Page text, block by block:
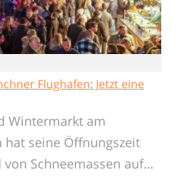
Flughafen: Jetzt eine
Wintermarkt am
hat seine Öffnungszeit
Schneemassen auf…